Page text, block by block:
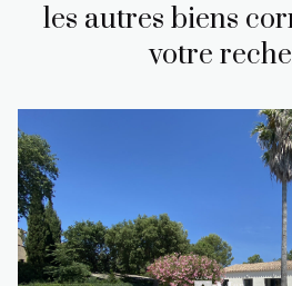
les autres biens
votre